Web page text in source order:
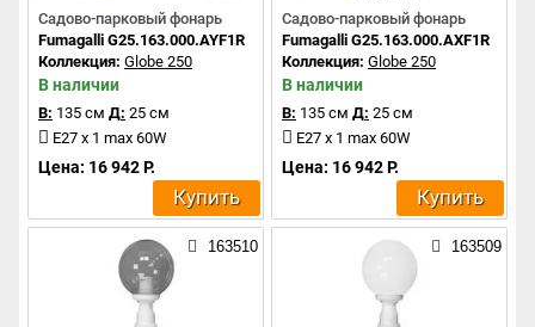
Садово-парковый фонарь
Fumagalli G25.163.000.AYF1R
Коллекция: Globe 250
В наличии
В: 135 см Д: 25 см
E27 x 1 max 60W
Цена: 16 942 Р.
Купить
Садово-парковый фонарь
Fumagalli G25.163.000.AXF1R
Коллекция: Globe 250
В наличии
В: 135 см Д: 25 см
E27 x 1 max 60W
Цена: 16 942 Р.
Купить
163510 163509